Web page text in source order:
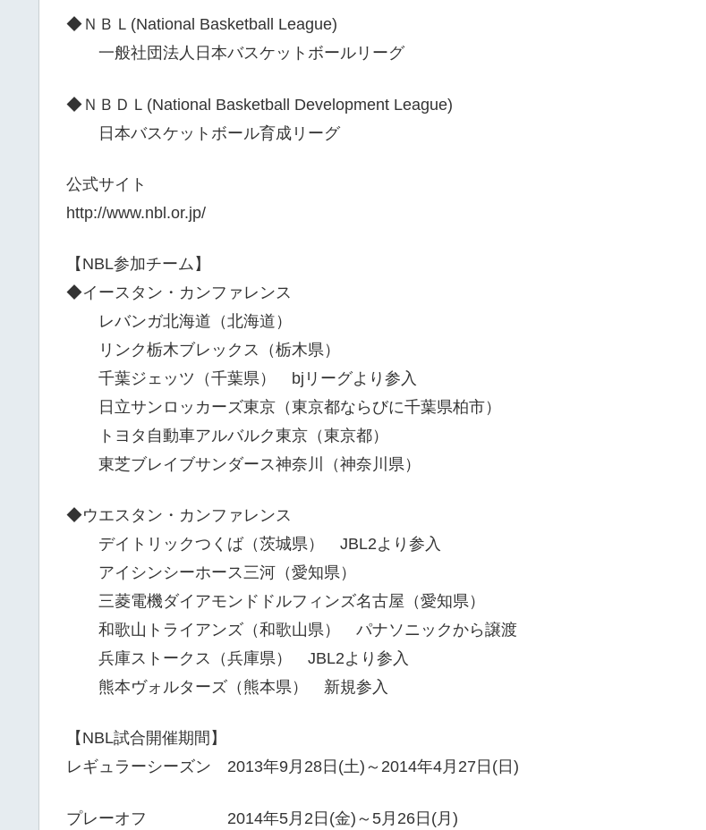
◆ＮＢＬ(National Basketball League)
一般社団法人日本バスケットボールリーグ
◆ＮＢＤＬ(National Basketball Development League)
日本バスケットボール育成リーグ
公式サイト
http://www.nbl.or.jp/
【NBL参加チーム】
◆イースタン・カンファレンス
レバンガ北海道（北海道）
リンク栃木ブレックス（栃木県）
千葉ジェッツ（千葉県） bjリーグより参入
日立サンロッカーズ東京（東京都ならびに千葉県柏市）
トヨタ自動車アルバルク東京（東京都）
東芝ブレイブサンダース神奈川（神奈川県）
◆ウエスタン・カンファレンス
デイトリックつくば（茨城県） JBL2より参入
アイシンシーホース三河（愛知県）
三菱電機ダイアモンドドルフィンズ名古屋（愛知県）
和歌山トライアンズ（和歌山県） パナソニックから譲渡
兵庫ストークス（兵庫県） JBL2より参入
熊本ヴォルターズ（熊本県） 新規参入
【NBL試合開催期間】
レギュラーシーズン 2013年9月28日(土)～2014年4月27日(日)
プレーオフ 2014年5月2日(金)～5月26日(月)